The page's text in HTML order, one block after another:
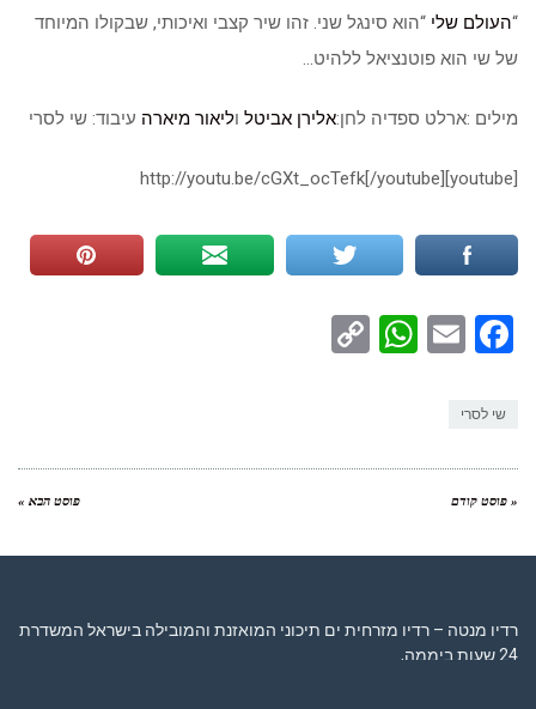
“העולם שלי “הוא סינגל שני. זהו שיר קצבי ואיכותי, שבקולו המיוחד
של שי הוא פוטנציאל ללהיט…
מילים :ארלט ספדיה לחן:אלירן אביטל וליאור מיארה עיבוד: שי לסרי
[youtube]http://youtu.be/cGXt_ocTefk[/youtube]
Facebook
Email
WhatsApp
שי לסרי
« פוסט קודם פוסט הבא »
רדיו מנטה – רדיו מזרחית ים תיכוני המואזנת והמובילה בישראל המשדרת
24 שעות ביממה,